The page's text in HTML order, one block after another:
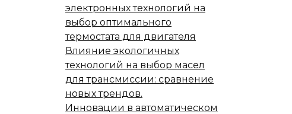
электронных технологий на
выбор оптимального
термостата для двигателя
Влияние экологичных
технологий на выбор масел
для трансмиссии: сравнение
новых трендов.
Инновации в автоматическом